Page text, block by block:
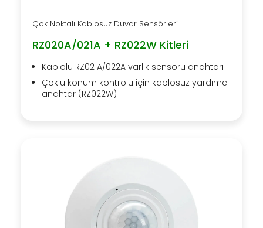
Çok Noktalı Kablosuz Duvar Sensörleri
RZ020A/021A + RZ022W Kitleri
Kablolu RZ021A/022A varlık sensörü anahtarı
Çoklu konum kontrolü için kablosuz yardımcı
anahtar (RZ022W)